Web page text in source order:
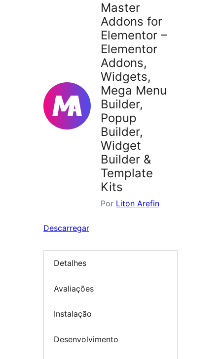
Master
Addons for
Elementor –
Elementor
Addons,
Widgets,
Mega Menu
Builder,
Popup
Builder,
Widget
Builder &
Template
Kits
Por Liton Arefin
Descarregar
Detalhes
Avaliações
Instalação
Desenvolvimento